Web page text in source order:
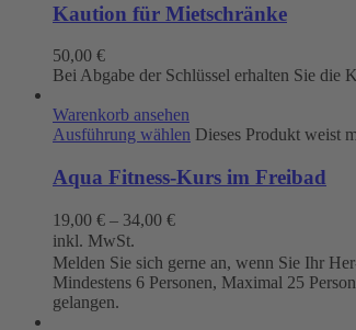
Kaution für Mietschränke
50,00 €
Bei Abgabe der Schlüssel erhalten Sie die
Warenkorb ansehen
Ausführung wählen Dieses Produkt weist
Aqua Fitness-Kurs im Freibad
19,00 € – 34,00 €
inkl. MwSt.
Melden Sie sich gerne an, wenn Sie Ihr
Mindestens 6 Personen, Maximal 25
gelangen.